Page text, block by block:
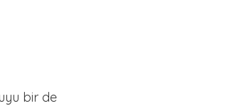
bir de